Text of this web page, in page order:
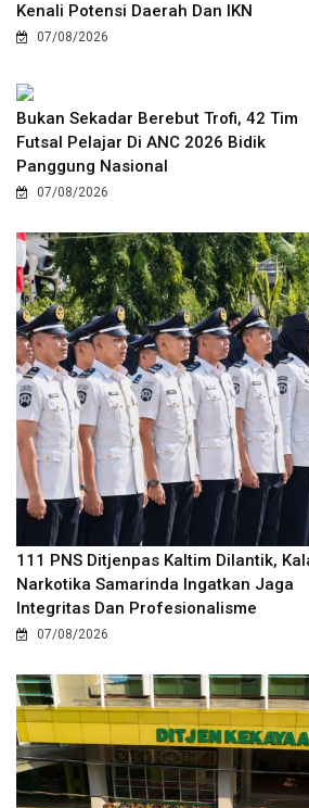
Kenali Potensi Daerah Dan IKN
07/08/2026
Bukan Sekadar Berebut Trofi, 42 Tim
Futsal Pelajar Di ANC 2026 Bidik
Panggung Nasional
07/08/2026
111 PNS Ditjenpas Kaltim Dilantik,
Narkotika Samarinda Ingatkan Jaga
Integritas Dan Profesionalisme
07/08/2026